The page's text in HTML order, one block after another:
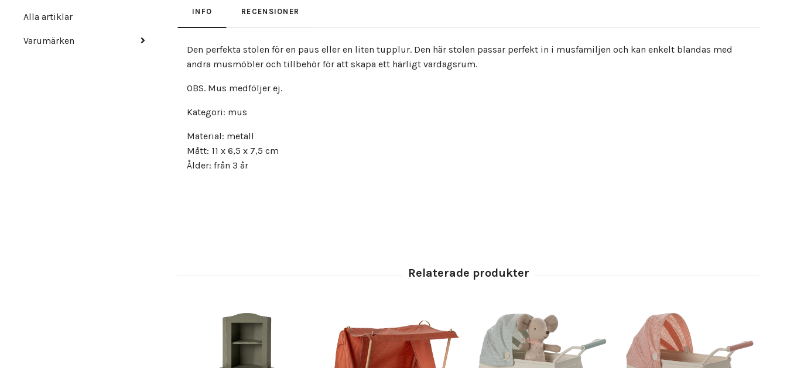
Alla artiklar
Varumärken
INFO RECENSIONER
Den perfekta stolen för en paus eller en liten tupplur. Den här stolen passar perfekt in i musfamiljen och kan enkelt blandas med
andra musmöbler och tillbehör för att skapa ett härligt vardagsrum.
OBS. Mus medföljer ej.
Kategori: mus
Material: metall
Mått: 11 x 6,5 x 7,5 cm
Ålder: från 3 år